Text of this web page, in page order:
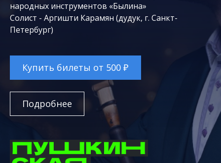
народных инструментов «Былина»
Солист - Аргишти Карамян (дудук, г. Санкт-
Петербург)
Купить билеты от 500 ₽
Подробнее